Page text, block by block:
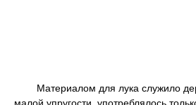
Материалом для лука служило
малой упругости, употреблялось